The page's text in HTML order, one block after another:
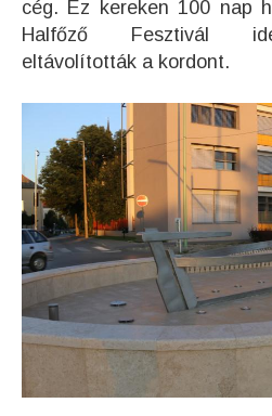
cég. Ez kereken 100 nap
Halfőző Fesztivál
eltávolították a kordont.